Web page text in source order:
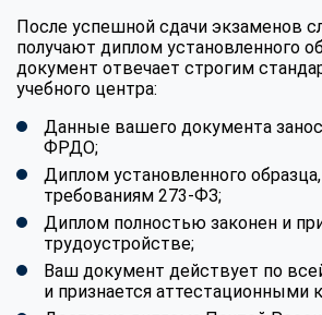
После успешной сдачи экзаменов
получают диплом установленного
документ отвечает строгим
учебного центра:
Данные вашего документа
ФРДО;
Диплом установленного
требованиям 273-ФЗ;
Диплом полностью законен и
трудоустройстве;
Ваш документ действует по
и признается аттестационными